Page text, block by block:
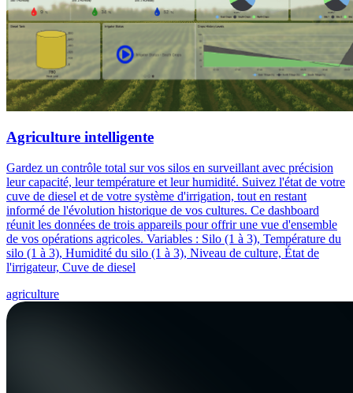
Agriculture intelligente
Gardez un contrôle total sur vos silos en surveillant avec précision
leur capacité, leur température et leur humidité. Suivez l'état de votre
cuve de diesel et de votre système d'irrigation, tout en restant
informé de l'évolution historique de vos cultures. Ce dashboard
réunit les données de trois appareils pour offrir une vue d'ensemble
de vos opérations agricoles. Variables : Silo (1 à 3), Température du
silo (1 à 3), Humidité du silo (1 à 3), Niveau de culture, État de
l'irrigateur, Cuve de diesel
agriculture